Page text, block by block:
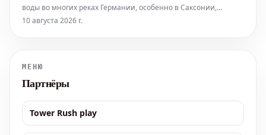
воды во многих реках Германии, особенно в Саксонии,
опустился до критически низких отметок. Это привело к тому,
10 августа 2026 г.
МЕНЮ
Партнёры
Tower Rush play